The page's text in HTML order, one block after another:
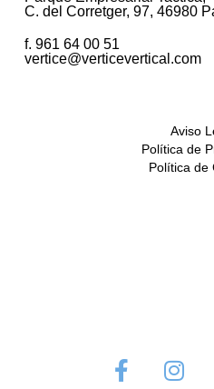
C. del Corretger, 97, 46980
f. 961 64 00 51
vertice@verticevertical.com
Aviso
Política de
Política de